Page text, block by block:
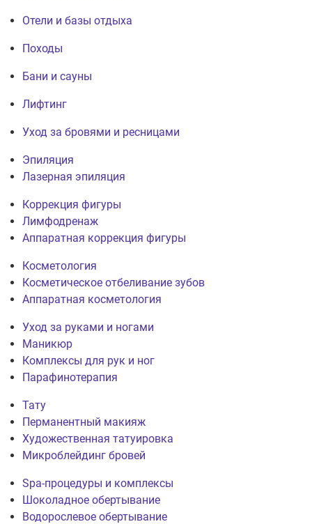
Отели и базы отдыха
Походы
Бани и сауны
Лифтинг
Уход за бровями и ресницами
Эпиляция
Лазерная эпиляция
Коррекция фигуры
Лимфодренаж
Аппаратная коррекция фигуры
Косметология
Косметическое отбеливание зубов
Аппаратная косметология
Уход за руками и ногами
Маникюр
Комплексы для рук и ног
Парафинотерапия
Тату
Перманентный макияж
Художественная татуировка
Микроблейдинг бровей
Spa-процедуры и комплексы
Шоколадное обертывание
Водорослевое обертывание